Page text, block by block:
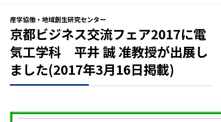
産学協働・地域創生研究センター
京都ビジネス交流フェア2017に電
気工学科 平井 誠 准教授が出展し
ました(2017年3月16日掲載)